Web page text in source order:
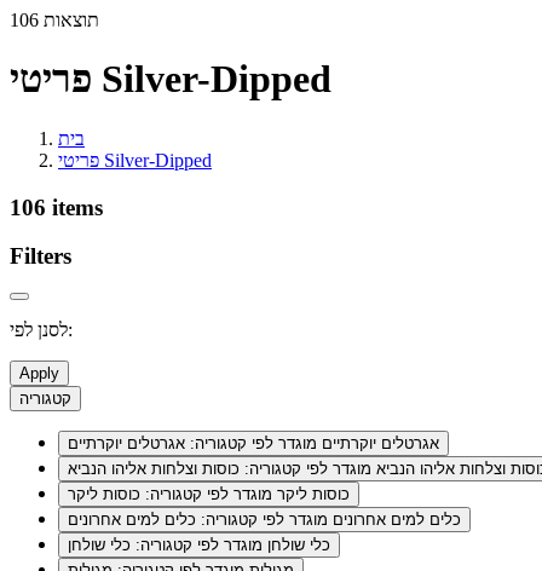
106 תוצאות
פריטי Silver-Dipped
בית
פריטי Silver-Dipped
106 items
Filters
לסנן לפי:
Apply
קטגוריה
אגרטלים יוקרתיים מוגדר לפי קטגוריה: אגרטלים יוקרתיים
וצלחות אליהו הנביא מוגדר לפי קטגוריה: כוסות וצלחות אליהו הנביא
כוסות ליקר מוגדר לפי קטגוריה: כוסות ליקר
כלים למים אחרונים מוגדר לפי קטגוריה: כלים למים אחרונים
כלי שולחן מוגדר לפי קטגוריה: כלי שולחן